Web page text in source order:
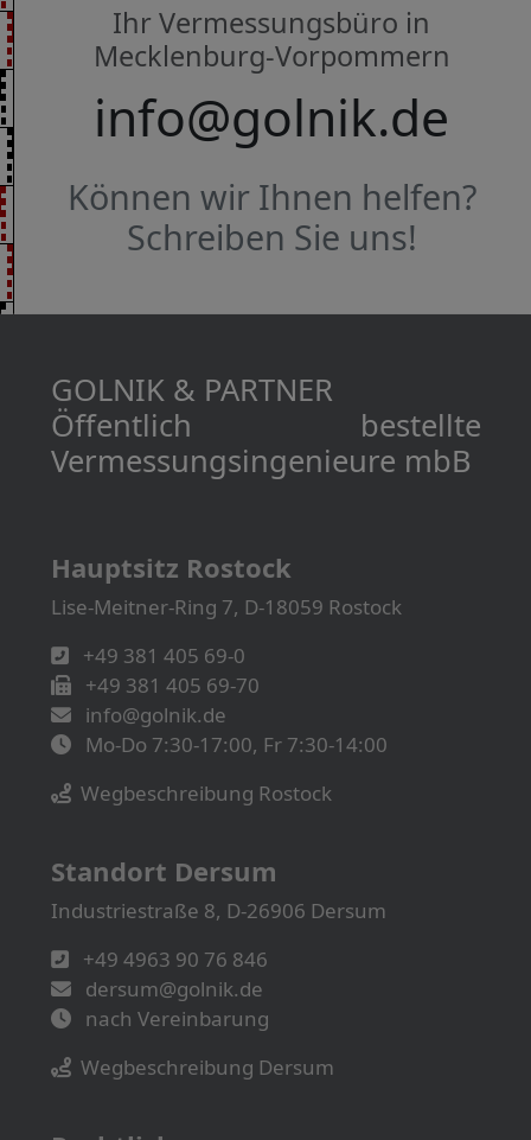
Ihr Vermessungsbüro in
Mecklenburg-Vorpommern
info@golnik.de
Können wir Ihnen helfen?
Schreiben Sie uns!
GOLNIK & PARTNER
Öffentlich bestellte
Vermessungs­­ingenieure mbB
Hauptsitz Rostock
Lise-Meitner-Ring 7, D-18059 Rostock
+49 381 405 69-0
+49 381 405 69-70
info@golnik.de
Mo-Do 7:30-17:00, Fr 7:30-14:00
Wegbeschreibung Rostock
Standort Dersum
Industriestraße 8, D-26906 Dersum
+49 4963 90 76 846
dersum@golnik.de
nach Vereinbarung
Wegbeschreibung Dersum